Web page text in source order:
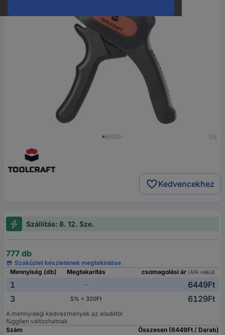
1/9
Kedvencekhez
Szállítás: 8. 12. Sze.
777 db
Szaküzlet készletének megtekintése
Mennyiség (db)
Megtakarítás csomagolási ár (ÁFA nélkül)
1 -
6449Ft
3
5% = 320Ft 6129Ft
A mennyiségi kedvezmények az eladótól
függően változhatnak
Szám
Összesen (6449Ft / Darab)